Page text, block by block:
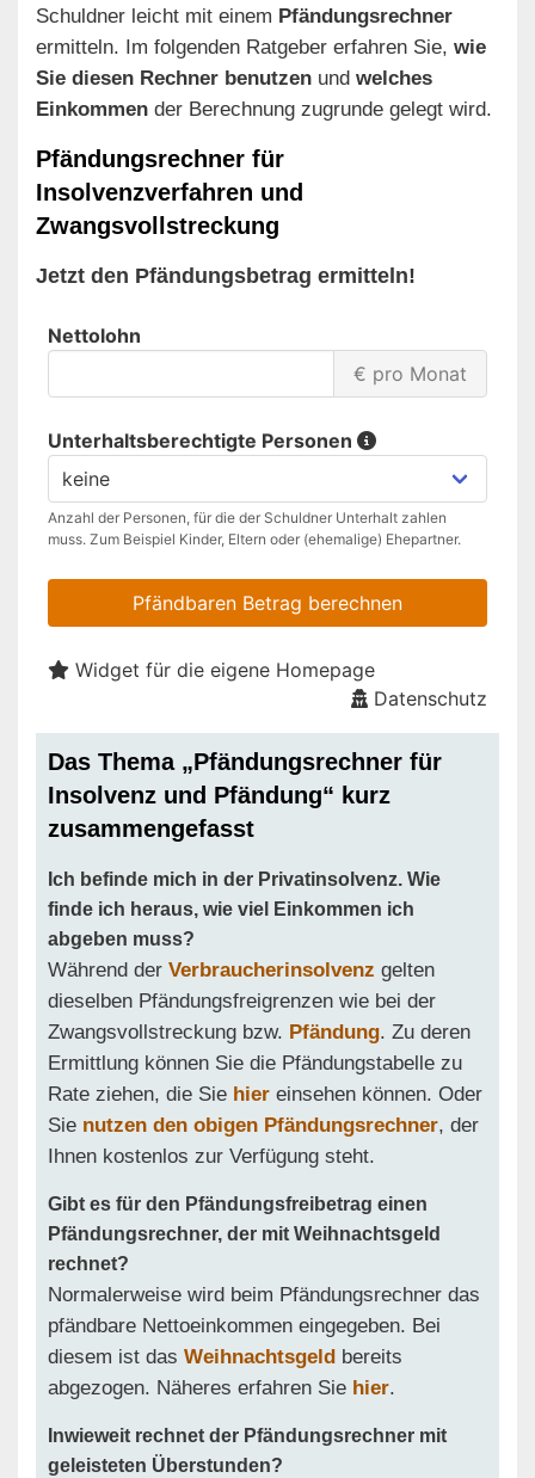
Schuldner leicht mit einem Pfändungsrechner
ermitteln. Im folgenden Ratgeber erfahren Sie, wie
Sie diesen Rechner benutzen und welches
Einkommen der Berechnung zugrunde gelegt wird.
Pfändungsrechner für
Insolvenzverfahren und
Zwangsvollstreckung
Jetzt den Pfändungsbetrag ermitteln!
Das Thema „Pfändungsrechner für
Insolvenz und Pfändung“ kurz
zusammengefasst
Ich befinde mich in der Privatinsolvenz. Wie
finde ich heraus, wie viel Einkommen ich
abgeben muss?
Während der Verbraucherinsolvenz gelten
dieselben Pfändungsfreigrenzen wie bei der
Zwangsvollstreckung bzw. Pfändung. Zu deren
Ermittlung können Sie die Pfändungstabelle zu
Rate ziehen, die Sie hier einsehen können. Oder
Sie nutzen den obigen Pfändungsrechner, der
Ihnen kostenlos zur Verfügung steht.
Gibt es für den Pfändungsfreibetrag einen
Pfändungsrechner, der mit Weihnachtsgeld
rechnet?
Normalerweise wird beim Pfändungsrechner das
pfändbare Nettoeinkommen eingegeben. Bei
diesem ist das Weihnachtsgeld bereits
abgezogen. Näheres erfahren Sie hier.
Inwieweit rechnet der Pfändungsrechner mit
geleisteten Überstunden?